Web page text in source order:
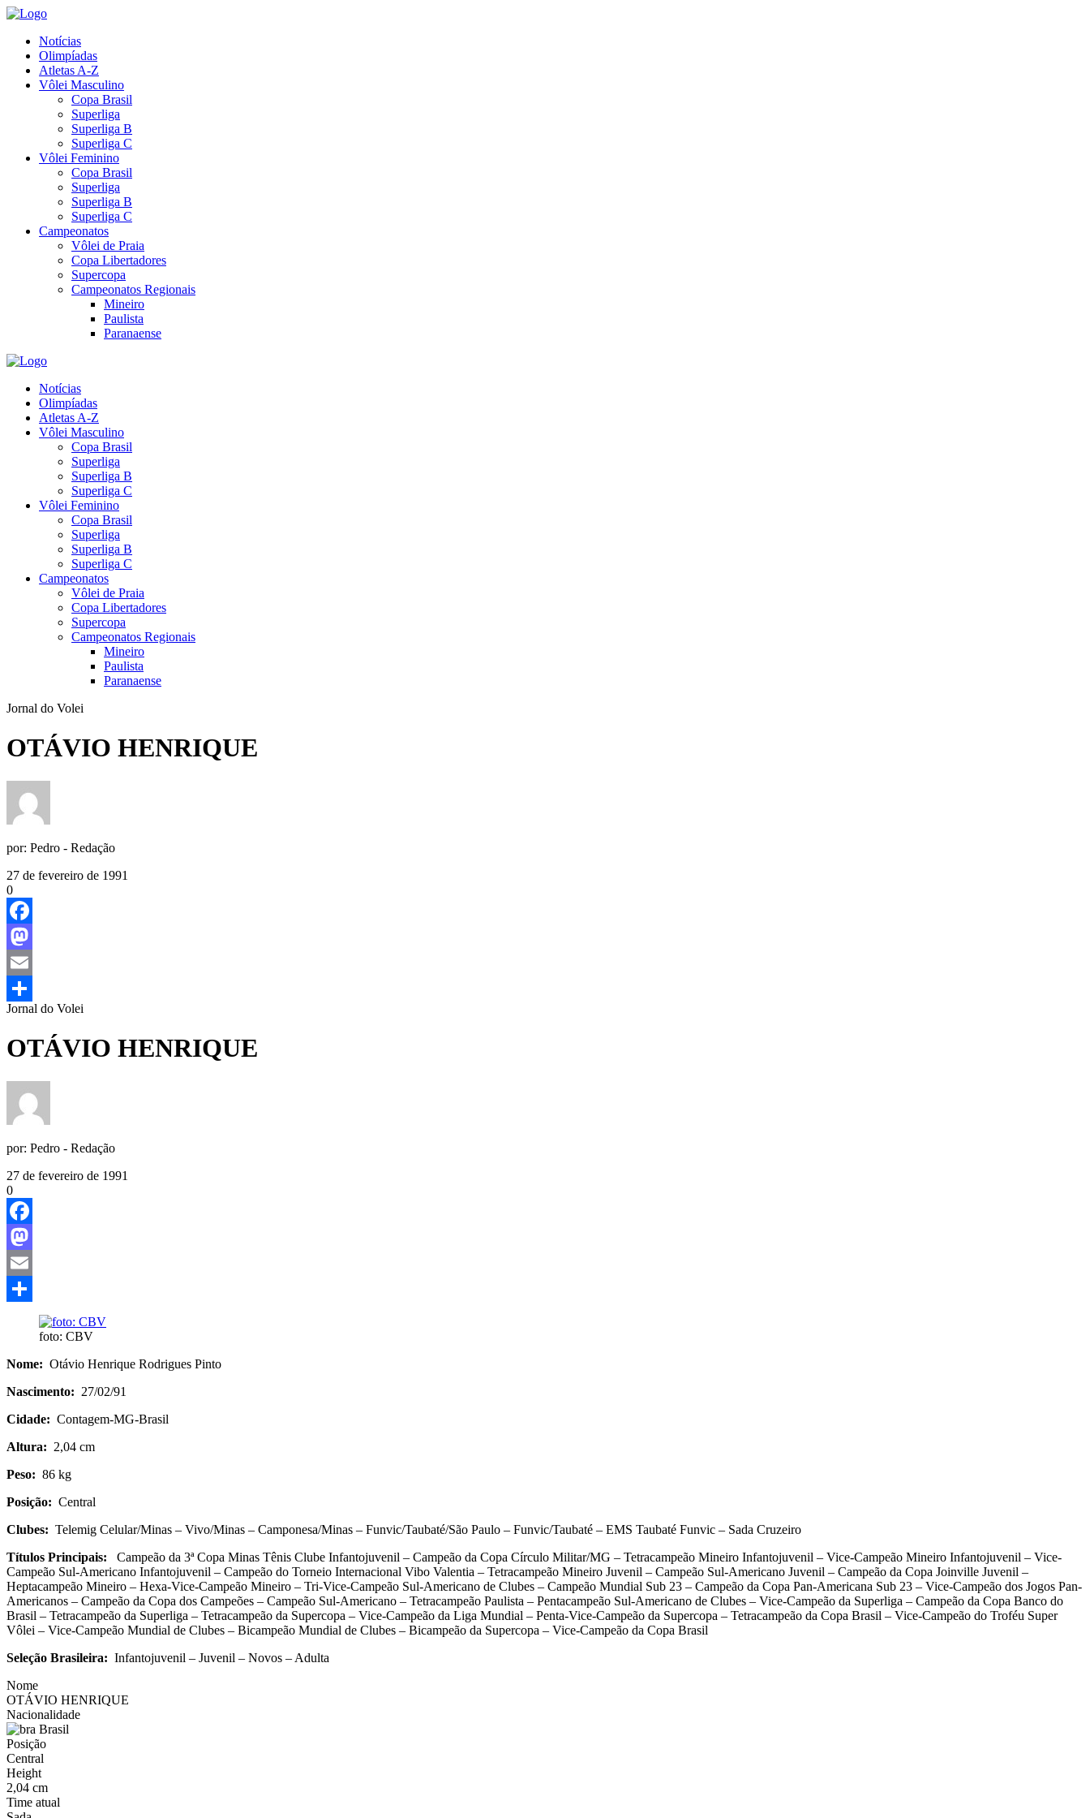
Notícias
Olimpíadas
Atletas A-Z
Vôlei Masculino
Copa Brasil
Superliga
Superliga B
Superliga C
Vôlei Feminino
Copa Brasil
Superliga
Superliga B
Superliga C
Campeonatos
Vôlei de Praia
Copa Libertadores
Supercopa
Campeonatos Regionais
Mineiro
Paulista
Paranaense
Notícias
Olimpíadas
Atletas A-Z
Vôlei Masculino
Copa Brasil
Superliga
Superliga B
Superliga C
Vôlei Feminino
Copa Brasil
Superliga
Superliga B
Superliga C
Campeonatos
Vôlei de Praia
Copa Libertadores
Supercopa
Campeonatos Regionais
Mineiro
Paulista
Paranaense
Jornal do Volei
OTÁVIO HENRIQUE
por: Pedro - Redação
27 de fevereiro de 1991
0
Facebook
Mastodon
Email
Share
Jornal do Volei
OTÁVIO HENRIQUE
por: Pedro - Redação
27 de fevereiro de 1991
0
Facebook
Mastodon
Email
foto: CBV
Nome: Otávio Henrique Rodrigues Pinto
Nascimento: 27/02/91
Cidade: Contagem-MG-Brasil
Altura: 2,04 cm
Peso: 86 kg
Posição: Central
Clubes: Telemig Celular/Minas – Vivo/Minas – Camponesa/Minas – Funvic/Taubaté/São Paulo – Funvic/Taubaté – EMS Taubaté Funvic – Sada Cruzeiro
Títulos Principais: Campeão da 3ª Copa Minas Tênis Clube Infantojuvenil – Campeão da Copa Círculo Militar/MG – Tetracampeão Mineiro Infantojuvenil – Vice-Campeão Mineiro Infantojuvenil – Vice-
Campeão Sul-Americano Infantojuvenil – Campeão do Torneio Internacional Vibo Valentia – Tetracampeão Mineiro Juvenil – Campeão Sul-Americano Juvenil – Campeão da Copa Joinville Juvenil –
Heptacampeão Mineiro – Hexa-Vice-Campeão Mineiro – Tri-Vice-Campeão Sul-Americano de Clubes – Campeão Mundial Sub 23 – Campeão da Copa Pan-Americana Sub 23 – Vice-Campeão dos Jogos Pan-
Americanos – Campeão da Copa dos Campeões – Campeão Sul-Americano – Tetracampeão Paulista – Pentacampeão Sul-Americano de Clubes – Vice-Campeão da Superliga – Campeão da Copa Banco do
Brasil – Tetracampeão da Superliga – Tetracampeão da Supercopa – Vice-Campeão da Liga Mundial – Penta-Vice-Campeão da Supercopa – Tetracampeão da Copa Brasil – Vice-Campeão do Troféu Super
Vôlei – Vice-Campeão Mundial de Clubes – Bicampeão Mundial de Clubes – Bicampeão da Supercopa – Vice-Campeão da Copa Brasil
Seleção Brasileira: Infantojuvenil – Juvenil – Novos – Adulta
Nome
OTÁVIO HENRIQUE
Nacionalidade
Brasil
Posição
Central
Height
2,04 cm
Time atual